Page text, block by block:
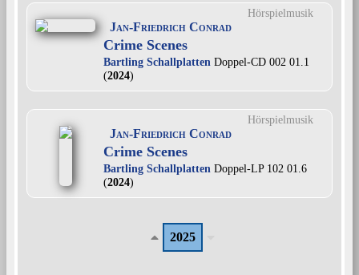
Hörspielmusik
Jan-Friedrich Conrad
Crime Scenes
Bartling Schallplatten Doppel-CD 002 01.1
(2024)
Hörspielmusik
Jan-Friedrich Conrad
Crime Scenes
Bartling Schallplatten Doppel-LP 102 01.6
(2024)
2025